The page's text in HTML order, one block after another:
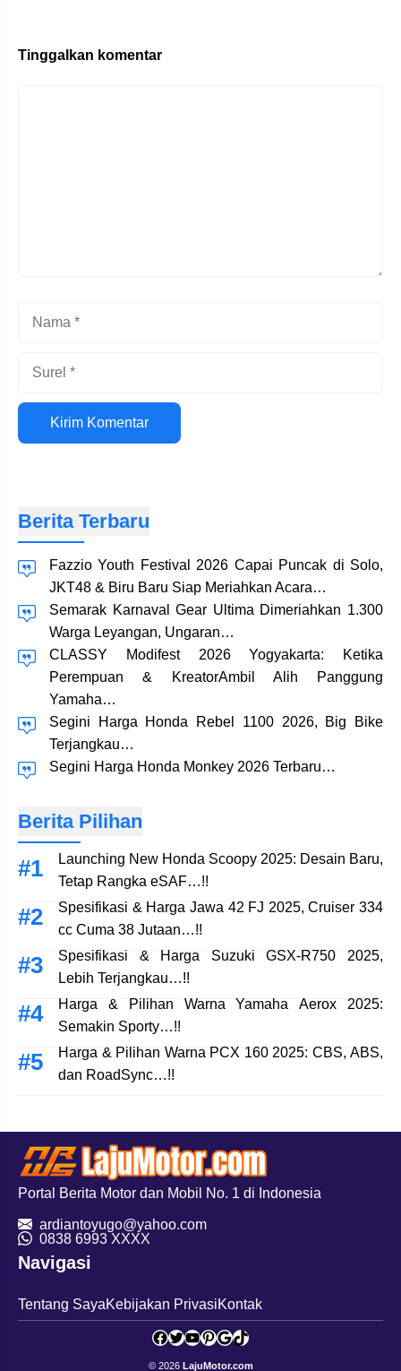
Tinggalkan komentar
Situs
web
Berita Terbaru
Fazzio Youth Festival 2026 Capai Puncak di Solo,
JKT48 & Biru Baru Siap Meriahkan Acara…
Semarak Karnaval Gear Ultima Dimeriahkan 1.300
Warga Leyangan, Ungaran…
CLASSY Modifest 2026 Yogyakarta: Ketika
Perempuan & KreatorAmbil Alih Panggung
Yamaha…
Segini Harga Honda Rebel 1100 2026, Big Bike
Terjangkau…
Segini Harga Honda Monkey 2026 Terbaru…
Berita Pilihan
Launching New Honda Scoopy 2025: Desain Baru,
Tetap Rangka eSAF…!!
Spesifikasi & Harga Jawa 42 FJ 2025, Cruiser 334
cc Cuma 38 Jutaan…!!
Spesifikasi & Harga Suzuki GSX-R750 2025,
Lebih Terjangkau…!!
Harga & Pilihan Warna Yamaha Aerox 2025:
Semakin Sporty…!!
Harga & Pilihan Warna PCX 160 2025: CBS, ABS,
dan RoadSync…!!
Portal Berita Motor dan Mobil No. 1 di Indonesia
ardiantoyugo@yahoo.com
0838 6993 XXXX
Navigasi
Tentang SayaKebijakan PrivasiKontak
Facebook
Twitter
YouTube
Pinterest
Google
TikTok
© 2026 LajuMotor.com